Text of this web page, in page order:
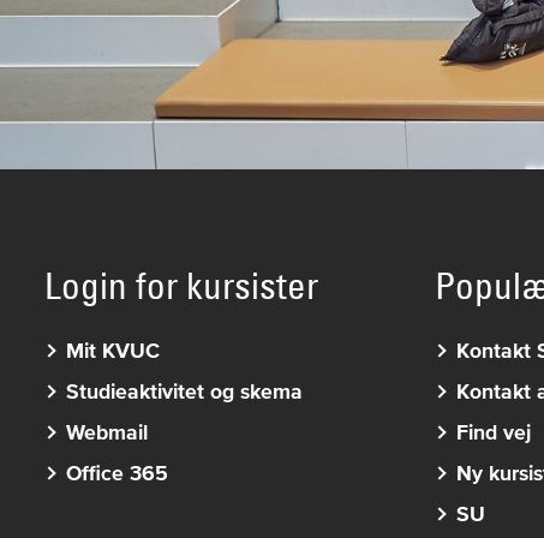
Login for kursister
Mit KVUC
Studieaktivitet og skema
Webmail
Office 365
Kontakt
Kontakt
Find vej
Ny
SU